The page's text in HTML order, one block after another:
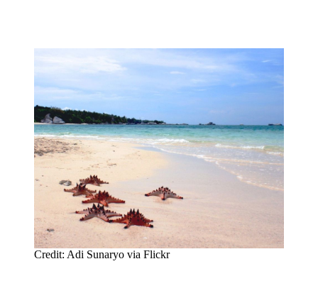
Credit: Adi Sunaryo via Flickr